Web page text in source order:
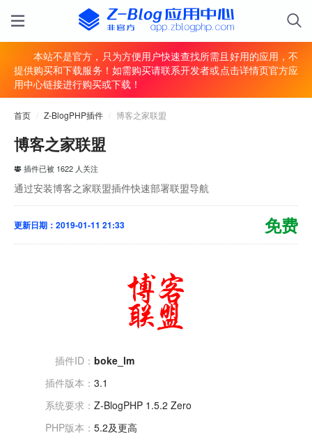
本站不是官方，只为方便用户快速查找所需且好用的应用，不
提供购买和下载服务！如需购买请联系开发者或点击详情页官方应
用中心链接进行购买或下载！
首页 Z-BlogPHP插件 博客之家联盟
博客之家联盟
插件已被 1622 人关注
通过安装博客之家联盟插件快速部署联盟导航
免费
更新日期：2019-01-11 21:33
插件ID： boke_lm
插件版本： 3.1
系统要求： Z-BlogPHP 1.5.2 Zero
PHP版本： 5.2及更高